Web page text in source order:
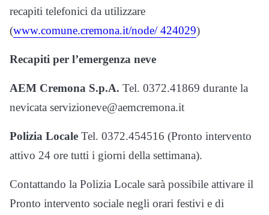
recapiti telefonici da utilizzare
(www.comune.cremona.it/node/ 424029)
Recapiti per l’emergenza neve
AEM Cremona S.p.A. Tel. 0372.41869 durante la
nevicata servizioneve@aemcremona.it
Polizia Locale Tel. 0372.454516 (Pronto intervento
attivo 24 ore tutti i giorni della settimana).
Contattando la Polizia Locale sarà possibile attivare il
Pronto intervento sociale negli orari festivi e di